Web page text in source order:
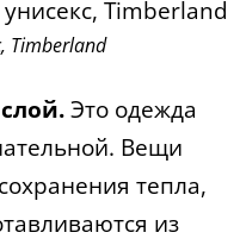
Timberland
Это одежда
Вещи
тепла,
из